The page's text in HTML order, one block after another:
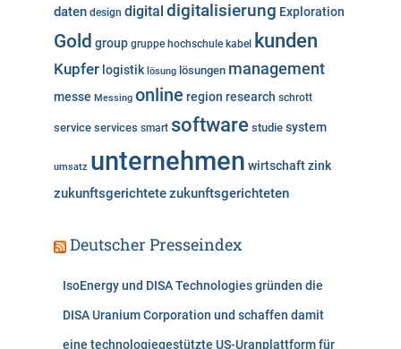
n
daten design digital digitalisierung Exploration
Gold group gruppe hochschule kabel kunden
Kupfer logistik lösung lösungen management
messe Messing online region research schrott
service services smart software studie system
umsatz unternehmen wirtschaftzink
zukunftsgerichtetezukunftsgerichteten
Deutscher Presseindex
IsoEnergy und DISA Technologies gründen die
DISA Uranium Corporation und schaffen damit
eine technologiegestützte US-Uranplattform für